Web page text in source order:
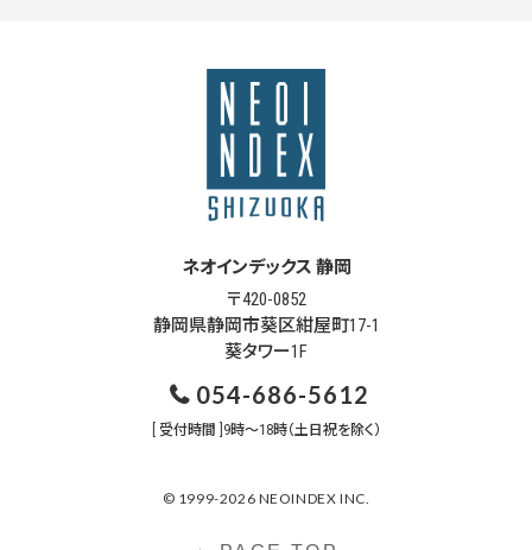
ネオインデックス 静岡
〒420-0852
静岡県静岡市葵区紺屋町17-1
葵タワー1F
054-686-5612
[ 受付時間 ]9時～18時（土日祝を除く）
© 1999-2026 NEOINDEX INC.